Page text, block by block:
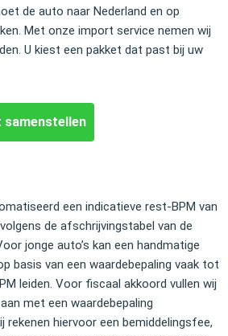
de auto naar Nederland en op
Met onze import service nemen wij
U kiest een pakket dat past bij uw
een indicatieve rest-BPM van
de afschrijvingstabel van de
jonge auto’s kan een handmatige
basis van een waardebepaling vaak tot
leiden. Voor fiscaal akkoord vullen wij
met een waardebepaling
rekenen hiervoor een bemiddelingsfee,